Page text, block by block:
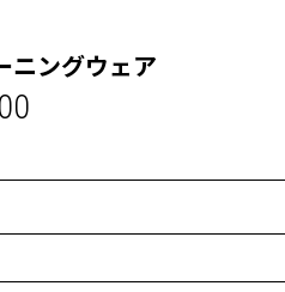
ニングウェア